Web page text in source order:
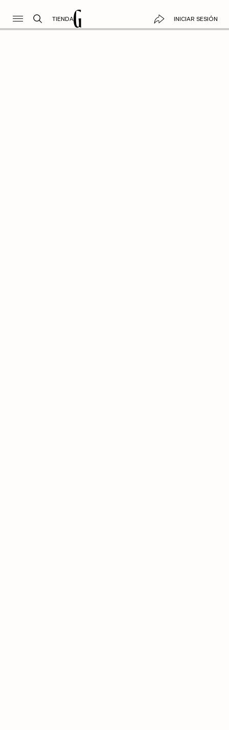
TIENDA INICIAR SESIÓN